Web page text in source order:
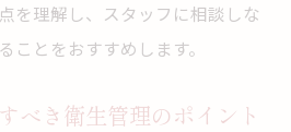
を理解し、スタッフに相談しな
ことをおすすめします。
べき衛生管理のポイント